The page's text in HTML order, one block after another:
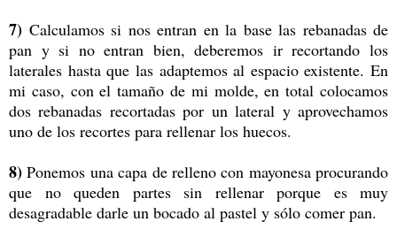
7) Calculamos si nos entran en la base las rebanadas de
pan y si no entran bien, deberemos ir recortando los
laterales hasta que las adaptemos al espacio existente. En
mi caso, con el tamaño de mi molde, en total colocamos
dos rebanadas recortadas por un lateral y aprovechamos
uno de los recortes para rellenar los huecos.
8) Ponemos una capa de relleno con mayonesa procurando
que no queden partes sin rellenar porque es muy
desagradable darle un bocado al pastel y sólo comer pan.